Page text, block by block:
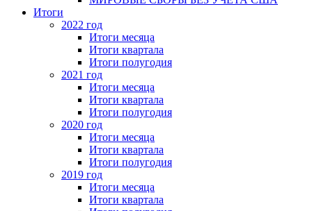
Итоги
2022 год
Итоги месяца
Итоги квартала
Итоги полугодия
2021 год
Итоги месяца
Итоги квартала
Итоги полугодия
2020 год
Итоги месяца
Итоги квартала
Итоги полугодия
2019 год
Итоги месяца
Итоги квартала